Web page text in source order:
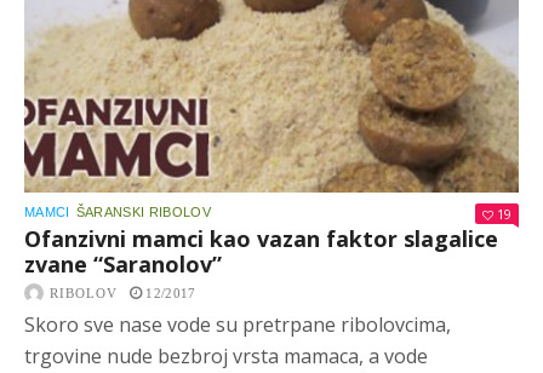
MAMCI ŠARANSKI RIBOLOV 19
Ofanzivni mamci kao vazan faktor slagalice
zvane “Saranolov”
RIBOLOV 12/2017
Skoro sve nase vode su pretrpane ribolovcima,
trgovine nude bezbroj vrsta mamaca, a vode